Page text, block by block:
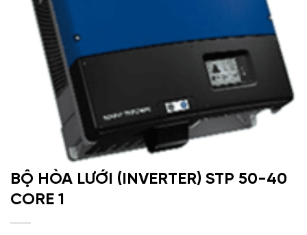
BỘ HÒA LƯỚI (INVERTER) STP 50-40
CORE 1